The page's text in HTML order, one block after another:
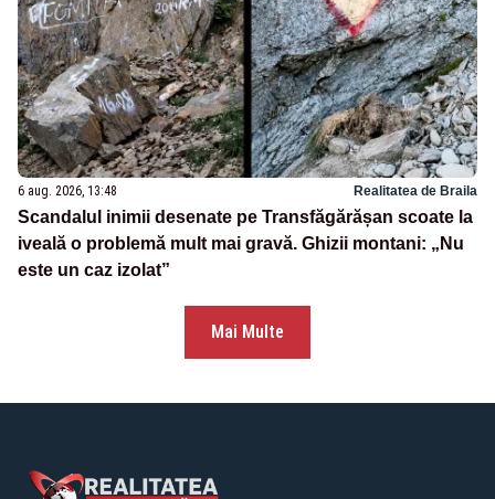
6 aug. 2026, 13:48 Realitatea de Braila
Scandalul inimii desenate pe Transfăgărășan scoate la
iveală o problemă mult mai gravă. Ghizii montani: „Nu
este un caz izolat”
Mai Multe